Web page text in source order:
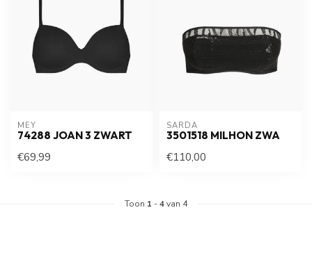
MEY
74288 JOAN 3 ZWART
€69,99
SARDA
3501518 MILHON ZWA
€110,00
Toon 1 -4van 4